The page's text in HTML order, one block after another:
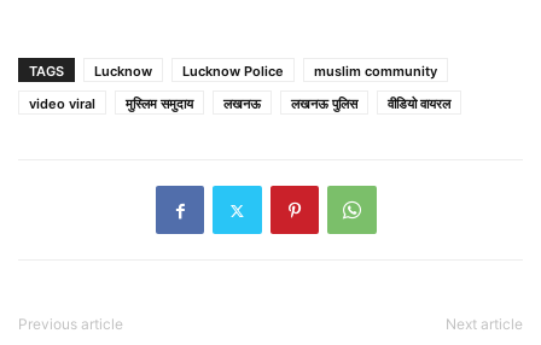
TAGS Lucknow Lucknow Police
muslim community
video viral
मुस्लिम समुदाय लखनऊ लखनऊ पुलिस वीडियो वायरल
Previous article Next article